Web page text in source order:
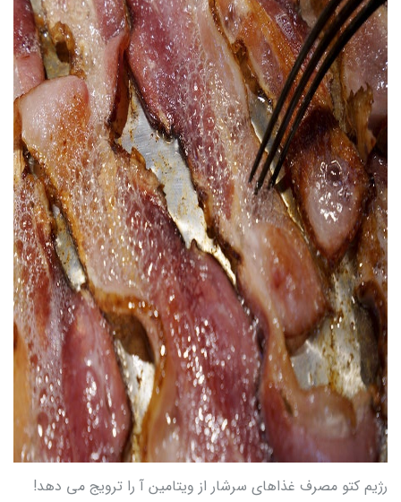
رژیم کتو مصرف غذاهای سرشار از ویتامین آ را ترویج می دهد!